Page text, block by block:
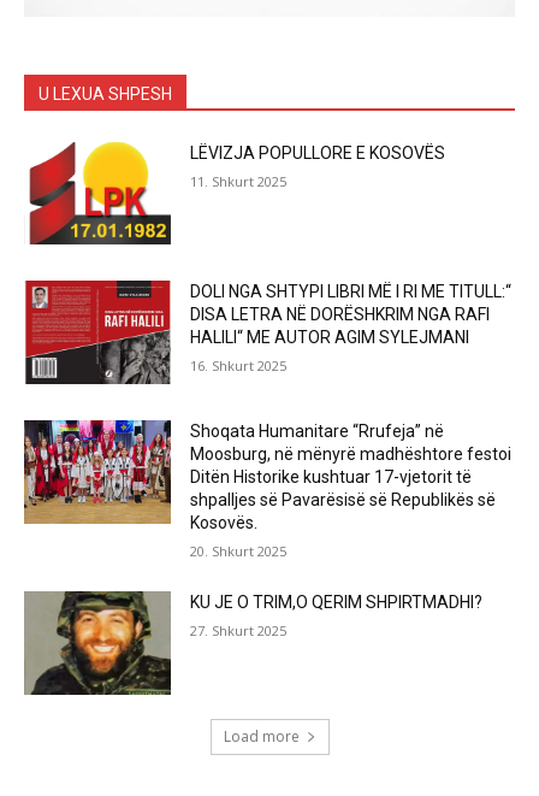
U LEXUA SHPESH
LËVIZJA POPULLORE E KOSOVËS
11. Shkurt 2025
DOLI NGA SHTYPI LIBRI MË I RI ME TITULL:“
DISA LETRA NË DORËSHKRIM NGA RAFI
HALILI“ ME AUTOR AGIM SYLEJMANI
16. Shkurt 2025
Shoqata Humanitare “Rrufeja” në
Moosburg, në mënyrë madhështore festoi
Ditën Historike kushtuar 17-vjetorit të
shpalljes së Pavarësisë së Republikës së
Kosovës.
20. Shkurt 2025
KU JE O TRIM,O QERIM SHPIRTMADHI?
27. Shkurt 2025
Load more